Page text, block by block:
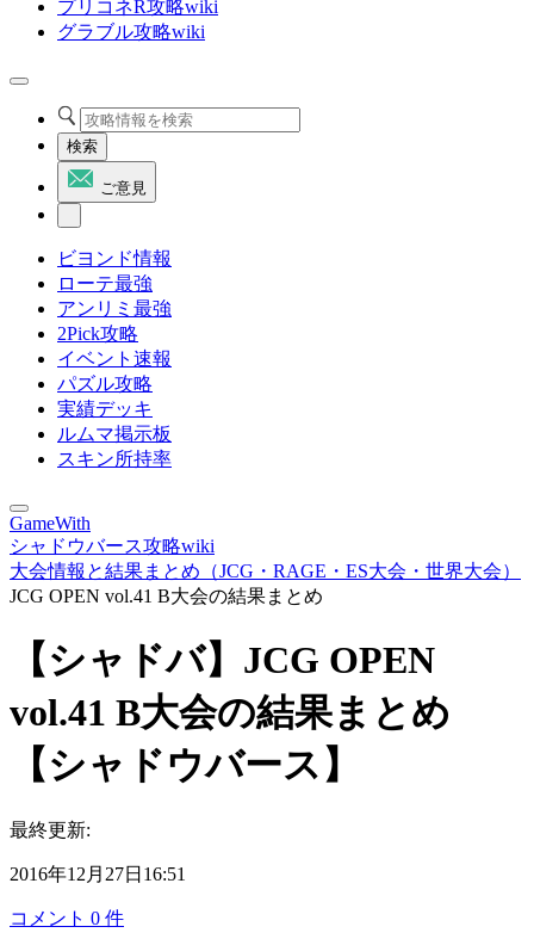
プリコネR攻略wiki
グラブル攻略wiki
検索
ご意見
ビヨンド情報
ローテ最強
アンリミ最強
2Pick攻略
イベント速報
パズル攻略
実績デッキ
ルムマ掲示板
スキン所持率
GameWith
シャドウバース攻略wiki
大会情報と結果まとめ（JCG・RAGE・ES大会・世界大会）
JCG OPEN vol.41 B大会の結果まとめ
【シャドバ】JCG OPEN
vol.41 B大会の結果まとめ
【シャドウバース】
最終更新:
2016年12月27日16:51
コメント 0 件